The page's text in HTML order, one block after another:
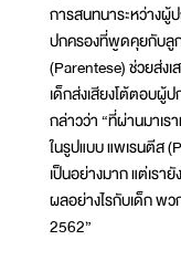
การสนทนาระหว่างผู้
ปกครองที่พูดคุยกับลู
(Parentese) ช่วยส่ง
เด็กส่งเสียงโต้ตอบผู้
กล่าวว่า “ที่ผ่านมาเ
ในรูปแบบ แพเรนตีส
เป็นอย่างมาก แต่เรา
ผลอย่างไรกับเด็ก พว
2562”